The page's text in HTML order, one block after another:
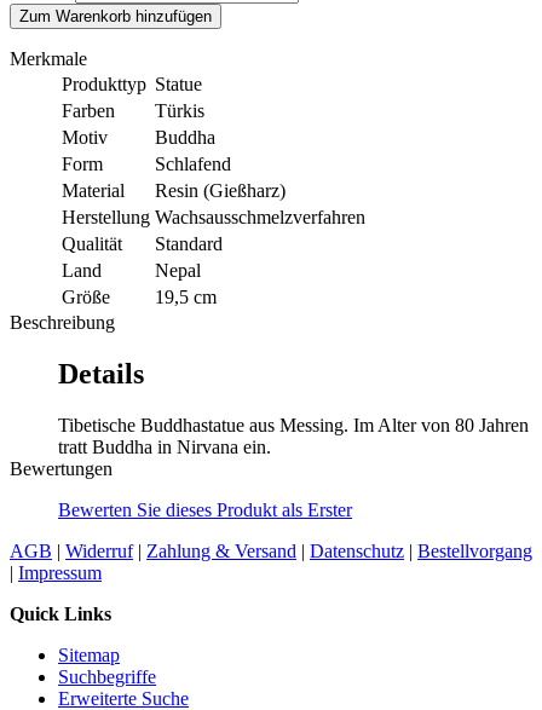
Zum Warenkorb hinzufügen
Merkmale
Produkttyp Statue
Farben
Türkis
Motiv
Buddha
Form
Schlafend
Material
Resin (Gießharz)
Herstellung Wachsausschmelzverfahren
Qualität
Standard
Land
Nepal
Größe
19,5 cm
Beschreibung
Details
Tibetische Buddhastatue aus Messing. Im Alter von 80 Jahren
tratt Buddha in Nirvana ein.
Bewertungen
Bewerten Sie dieses Produkt als Erster
AGB | Widerruf| Zahlung & Versand | Datenschutz | Bestellvorgang
| Impressum
Quick Links
Sitemap
Suchbegriffe
Erweiterte Suche